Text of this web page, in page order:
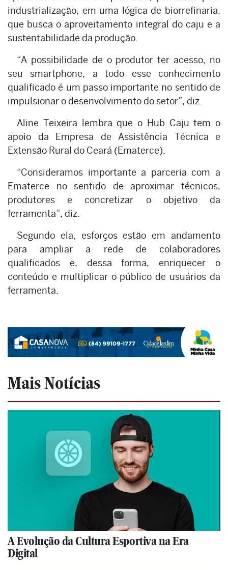
industrialização, em uma lógica de biorrefinaria,
que busca o aproveitamento integral do caju e a
sustentabilidade da produção.
“A possibilidade de o produtor ter acesso, no
seu smartphone, a todo esse conhecimento
qualificado é um passo importante no sentido de
impulsionar o desenvolvimento do setor”, diz.
Aline Teixeira lembra que o Hub Caju tem o
apoio da Empresa de Assistência Técnica e
Extensão Rural do Ceará (Ematerce).
“Consideramos importante a parceria com a
Ematerce no sentido de aproximar técnicos,
produtores e concretizar o objetivo da
ferramenta”, diz.
Segundo ela, esforços estão em andamento
para ampliar a rede de colaboradores
qualificados e, dessa forma, enriquecer o
conteúdo e multiplicar o público de usuários da
ferramenta.
Mais Notícias
A Evolução da Cultura Esportiva na Era
Digital